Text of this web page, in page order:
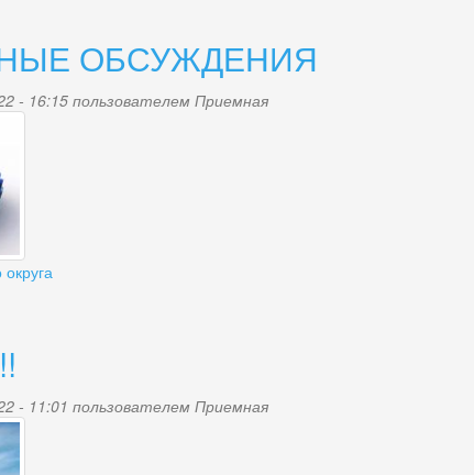
ОБСУЖДЕНИЯ
- 16:15 пользователемПриемная
- 11:01 пользователемПриемная